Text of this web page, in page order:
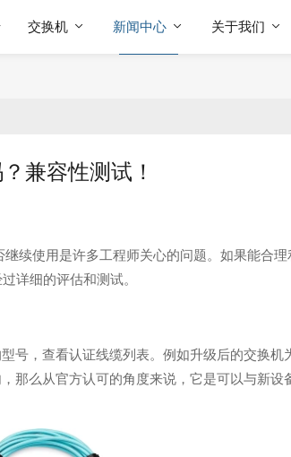
交换机 新闻中心 关于我们
兼容性测试！
继续使用是许多工程师关心的问题。如果能合
详细的评估和测试。
号，查看认证线缆列表。例如升级后的交换机
那么从官方认可的角度来说，它是可以与新设